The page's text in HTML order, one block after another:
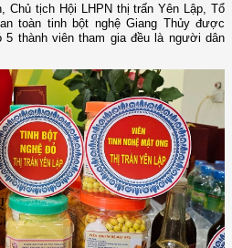
Chủ tịch Hội LHPN thị trấn Yên Lập, Tổ
toàn tinh bột nghệ Giang Thủy được
5 thành viên tham gia đều là người dân